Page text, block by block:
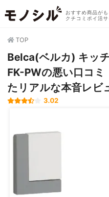
おすすめ商品がも
クチコミポイ活サ
TOP
Belca(ベルカ) キッ
FK-PWの悪い口コミ
たリアルな本音レビ
3.02